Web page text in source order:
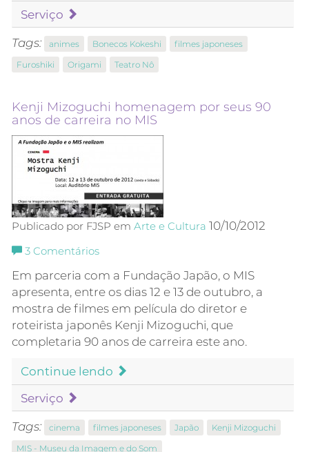
Serviço
Tags: animes Bonecos Kokeshi
filmes japoneses
Furoshiki
Origami Teatro Nô
Kenji Mizoguchi homenagem por seus 90
anos de carreira no MIS
Publicado por FJSP em Arte e Cultura 10/10/2012
3 Comentários
Em parceria com a Fundação Japão, o MIS
apresenta, entre os dias 12 e 13 de outubro, a
mostra de filmes em película do diretor e
roteirista japonês Kenji Mizoguchi, que
completaria 90 anos de carreira este ano.
Continue lendo
Serviço
Tags: cinema filmes japoneses Japão
Kenji Mizoguchi
MIS - Museu da Imagem e do Som